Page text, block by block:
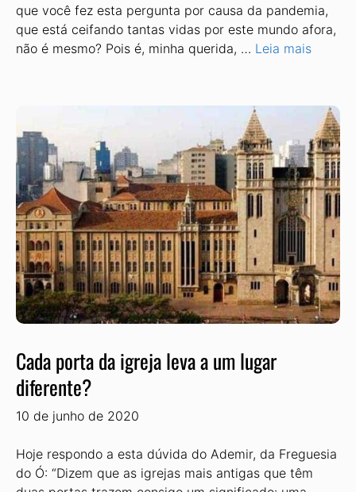
que você fez esta pergunta por causa da pandemia,
que está ceifando tantas vidas por este mundo afora,
não é mesmo? Pois é, minha querida, … Leia mais
Cada porta da igreja leva a um lugar
diferente?
10 de junho de 2020
Hoje respondo a esta dúvida do Ademir, da Freguesia
do Ó: “Dizem que as igrejas mais antigas que têm